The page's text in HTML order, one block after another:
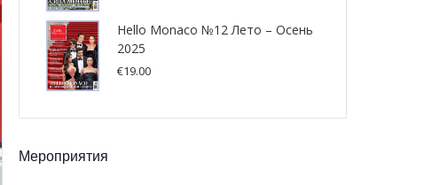
Hello Monaco №12 Лето – Осень
2025
€19.00
Мероприятия